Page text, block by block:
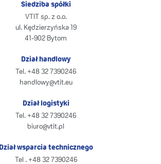
Siedziba spółki
VTIT sp. z o.o.
ul. Kędzierzyńska 19
41-902 Bytom
Dział handlowy
Tel. +48 32 7390246
handlowy@vtit.eu
Dział logistyki
Tel. +48 32 7390246
biuro@vtit.pl
Dział wsparcia technicznego
Tel . +48 32 7390246